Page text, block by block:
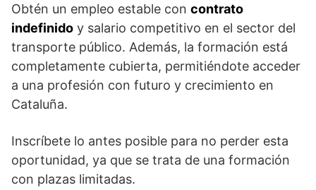
Obtén un empleo estable con contrato
indefinido y salario competitivo en el sector del
transporte público. Además, la formación está
completamente cubierta, permitiéndote acceder
a una profesión con futuro y crecimiento en
Cataluña.
Inscríbete lo antes posible para no perder esta
oportunidad, ya que se trata de una formación
con plazas limitadas.